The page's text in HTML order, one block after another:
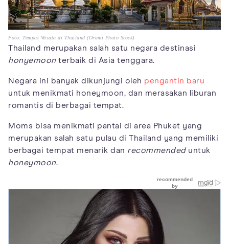
Foto: Tempat Wisata di Thailand (Orami Photo Stock)
Thailand merupakan salah satu negara destinasi
honyemoon terbaik di Asia tenggara.
Negara ini banyak dikunjungi oleh pengantin baru
untuk menikmati honeymoon, dan merasakan liburan
romantis di berbagai tempat.
Moms bisa menikmati pantai di area Phuket yang
merupakan salah satu pulau di Thailand yang memiliki
berbagai tempat menarik dan recommendeduntuk
honeymoon.